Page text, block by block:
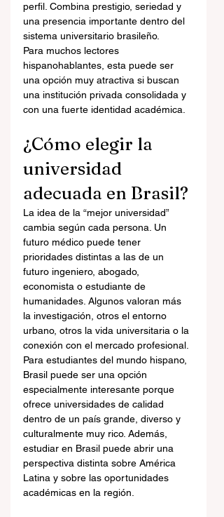
perfil. Combina prestigio, seriedad y
una presencia importante dentro del
sistema universitario brasileño.
Para muchos lectores
hispanohablantes, esta puede ser
una opción muy atractiva si buscan
una institución privada consolidada y
con una fuerte identidad académica.
¿Cómo elegir la
universidad
adecuada en Brasil?
La idea de la “mejor universidad”
cambia según cada persona. Un
futuro médico puede tener
prioridades distintas a las de un
futuro ingeniero, abogado,
economista o estudiante de
humanidades. Algunos valoran más
la investigación, otros el entorno
urbano, otros la vida universitaria o la
conexión con el mercado profesional.
Para estudiantes del mundo hispano,
Brasil puede ser una opción
especialmente interesante porque
ofrece universidades de calidad
dentro de un país grande, diverso y
culturalmente muy rico. Además,
estudiar en Brasil puede abrir una
perspectiva distinta sobre América
Latina y sobre las oportunidades
académicas en la región.